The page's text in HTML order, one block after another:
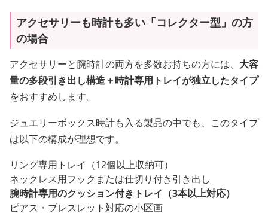
アクセサリーも時計も多い「コレクター型」の方
の場合
アクセサリーと腕時計の両方を多数お持ちの方には、 大容
量の多段引き出し構造＋時計専用トレイが独立したタイプ
をおすすめします。
ジュエリーボックス時計も入る製品の中でも、このタイプ
は以下の構成が理想です。
リング専用トレイ（12個以上収納可）
ネックレス用フックまたは仕切り付き引き出し
腕時計専用のクッション付きトレイ（3本以上対応）
ピアス・ブレスレット対応の小区画